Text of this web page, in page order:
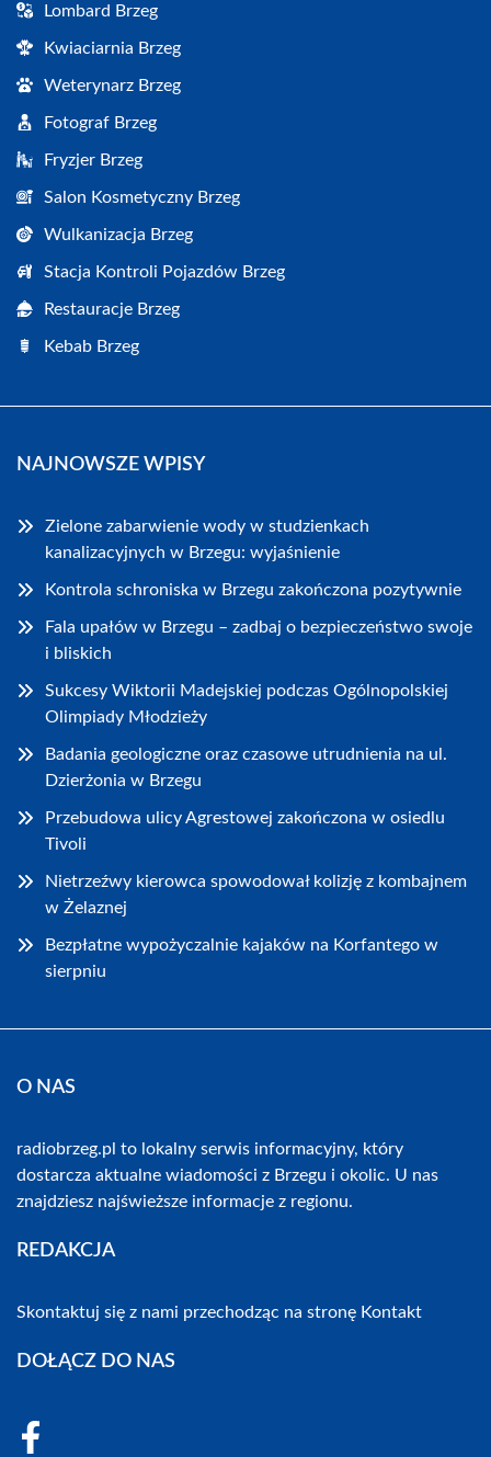
Lombard Brzeg
Kwiaciarnia Brzeg
Weterynarz Brzeg
Fotograf Brzeg
Fryzjer Brzeg
Salon Kosmetyczny Brzeg
Wulkanizacja Brzeg
Stacja Kontroli Pojazdów Brzeg
Restauracje Brzeg
Kebab Brzeg
NAJNOWSZE WPISY
Zielone zabarwienie wody w studzienkach
kanalizacyjnych w Brzegu: wyjaśnienie
Kontrola schroniska w Brzegu zakończona pozytywnie
Fala upałów w Brzegu – zadbaj o bezpieczeństwo swoje
i bliskich
Sukcesy Wiktorii Madejskiej podczas Ogólnopolskiej
Olimpiady Młodzieży
Badania geologiczne oraz czasowe utrudnienia na ul.
Dzierżonia w Brzegu
Przebudowa ulicy Agrestowej zakończona w osiedlu
Tivoli
Nietrzeźwy kierowca spowodował kolizję z kombajnem
w Żelaznej
Bezpłatne wypożyczalnie kajaków na Korfantego w
sierpniu
O NAS
radiobrzeg.pl to lokalny serwis informacyjny, który
dostarcza aktualne wiadomości z Brzegu i okolic. U nas
znajdziesz najświeższe informacje z regionu.
REDAKCJA
Skontaktuj się z nami przechodząc na stronę Kontakt
DOŁĄCZ DO NAS